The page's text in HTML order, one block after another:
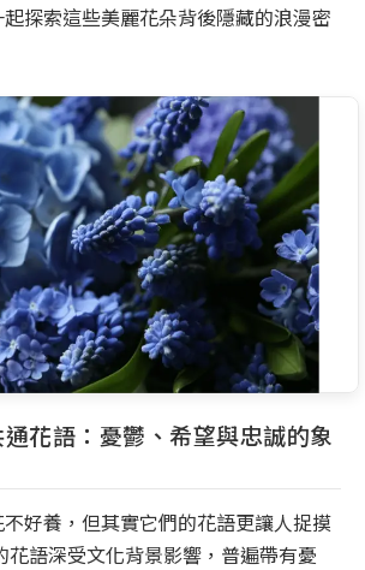
探索這些美麗花朵背後隱藏的浪漫密
花語：憂鬱、希望與忠誠的象
好養，但其實它們的花語更讓人捉摸
花語深受文化背景影響，普遍帶有憂